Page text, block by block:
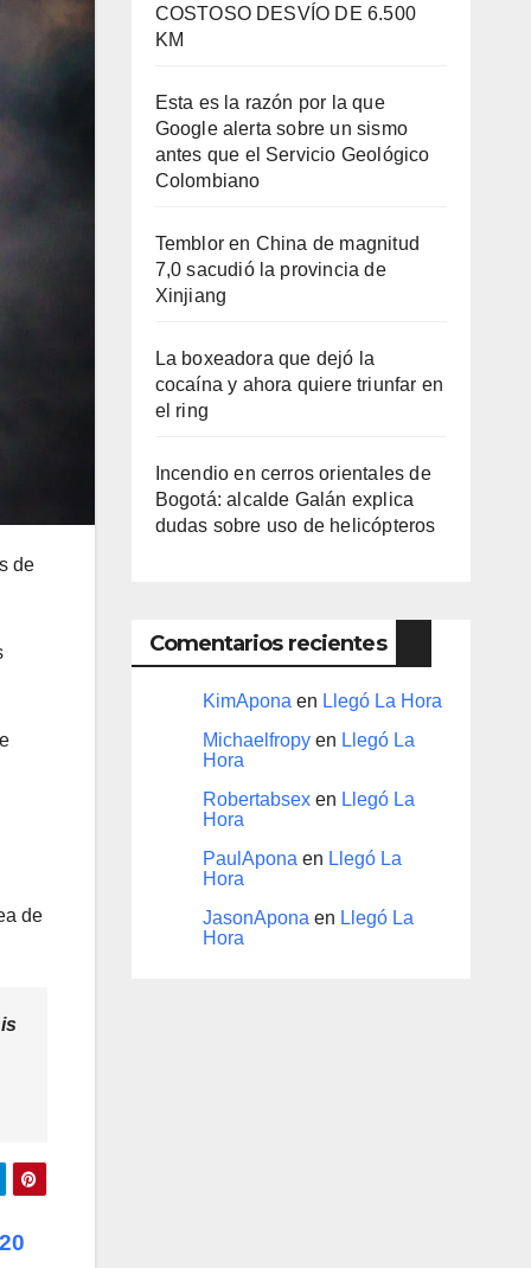
de
de
COSTOSO DESVÍO DE 6.500
KM
Esta es la razón por la que
Google alerta sobre un sismo
antes que el Servicio Geológico
Colombiano
Temblor en China de magnitud
7,0 sacudió la provincia de
Xinjiang
La boxeadora que dejó la
cocaína y ahora quiere triunfar en
el ring​
Incendio en cerros orientales de
Bogotá: alcalde Galán explica
dudas sobre uso de helicópteros
Comentarios recientes
KimAponaen Llegó La Hora
Michaelfropyen Llegó La
Hora
Robertabsexen Llegó La
Hora
PaulAponaen Llegó La
Hora
JasonAponaen Llegó La
Hora